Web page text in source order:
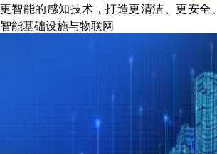
更智能的感知技术，打造更清洁、更安全
智能基础设施与物联网